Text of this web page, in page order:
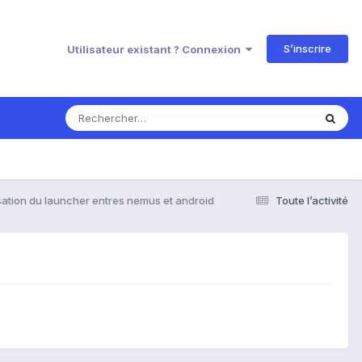
Utilisateur existant ? Connexion S’inscrire
Toute l’activité
du launcher entres nemus et android